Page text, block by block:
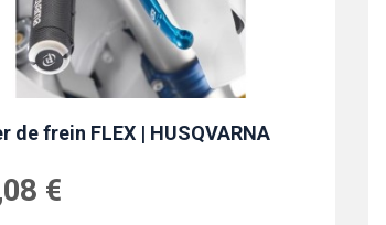
de frein FLEX | HUSQVARNA
€